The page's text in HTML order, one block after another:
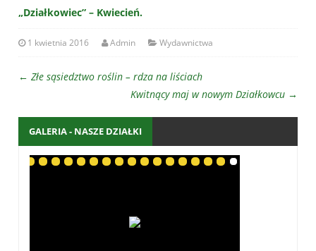
„Działkowiec” – Kwiecień.
1 kwietnia 2016 Admin Wydawnictwa
← Złe sąsiedztwo roślin – rdza na liściach
Kwitnący maj w nowym Działkowcu →
GALERIA - NASZE DZIAŁKI